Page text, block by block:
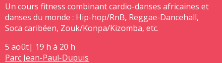
Un cours fitness combinant cardio-danses africaines et
danses du monde : Hip-hop/RnB, Reggae-Dancehall,
Soca caribéen, Zouk/Konpa/Kizomba, etc.
5 août| 19 h à 20 h
Parc Jean-Paul-Dupuis